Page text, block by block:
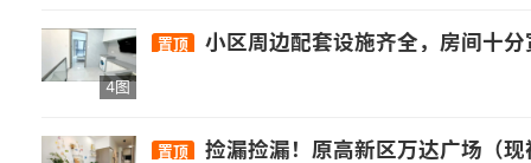
4图
置顶 小区周边配套设施齐全，房间十分宽敞，墙面色调
置顶 捡漏捡漏！原高新区万达广场（现祥禾天地）旁祥禾公社新出一套装修非常好非常好的单身公寓，网红风装修风格，价格只要1100，这个价格这种户型周边找不出第二套，看房加我微信